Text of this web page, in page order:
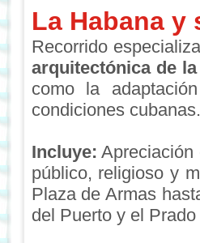
La Habana y
Recorrido
arquitectónica de
como la
condiciones cubanas.
Incluye: Apreciación
público, religioso y
Plaza de Armas
del Puerto y el